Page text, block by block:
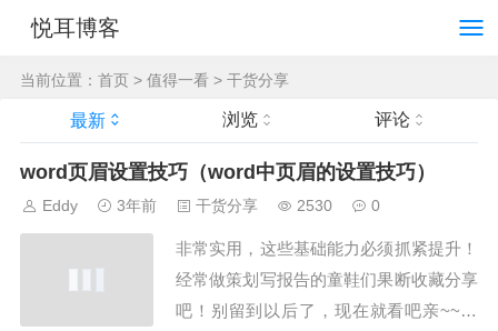
悦耳博客
当前位置： 首页 > 值得一看 > 干货分享
最新 浏览 评论
word页眉设置技巧（word中页眉的设置技巧）
Eddy 3年前 干货分享 2530 0
非常实用，这些基础能力必须抓紧提升！
经常做策划写报告的童鞋们果断收藏分享
吧！别留到以后了，现在就看吧亲~~10